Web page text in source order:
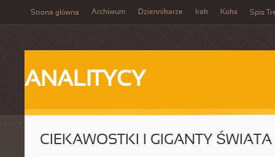
Strona główna Archiwum Dziennikarze Irak Koks Spis
ANALITYCY
CIEKAWOSTKI I GIGANTY ŚWIATA